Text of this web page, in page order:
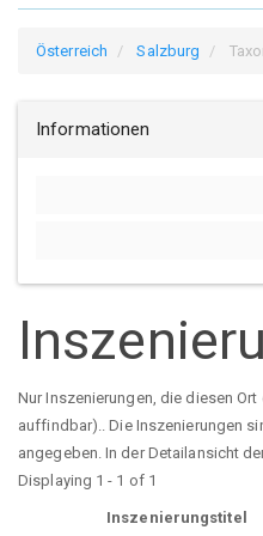
Österreich Salzburg
Informationen
Nur Inszenierungen, die diesen
auffindbar).. Die Inszenierungen
angegeben. In der Detailansicht
Displaying 1 - 1 of 1
Inszenierungstitel